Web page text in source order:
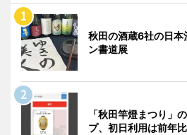
秋田の酒蔵6社の日本
ン書道展
「秋田竿燈まつり」
プ、初日利用は前年